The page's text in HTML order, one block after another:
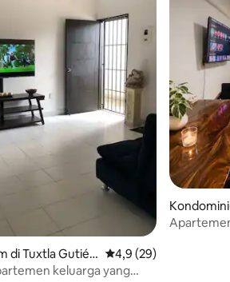
ulasan
di Tuxtla Gutiérr Nilai rata-rata 4,9 dari
4,9 (29)
keluarga yang
rrez